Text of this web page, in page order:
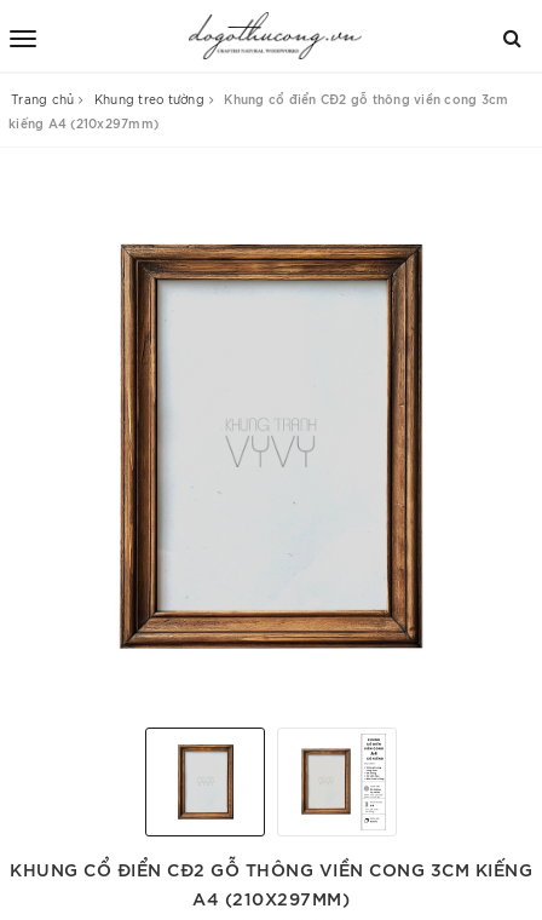
Trang chủ Khung treo tường
Khung cổ điển CĐ2 gỗ thông viền cong 3cm
kiếng A4 (210x297mm)
KHUNG CỔ ĐIỂN CĐ2 GỖ THÔNG VIỀN CONG 3CM KIẾNG
A4 (210X297MM)